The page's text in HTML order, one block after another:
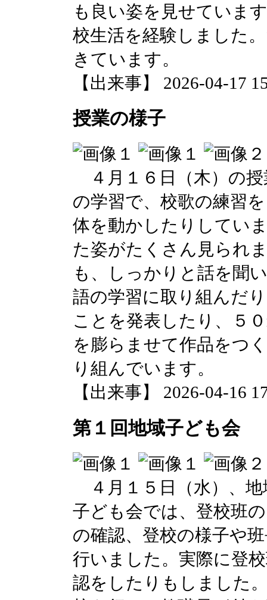
も良い姿を見せていま
校生活を経験しました
きています。
【出来事】 2026-04-17
授業の様子
４月１６日（木）の
の学習で、校歌の練習
体を動かしたりしてい
た姿がたくさん見られ
も、しっかりと話を聞
語の学習に取り組んだ
ことを発表したり、５
を膨らませて作品をつ
り組んでいます。
【出来事】 2026-04-16
第１回地域子ども会
４月１５日（水）、
子ども会では、登校班
の確認、登校の様子や
行いました。実際に登
認をしたりもしました